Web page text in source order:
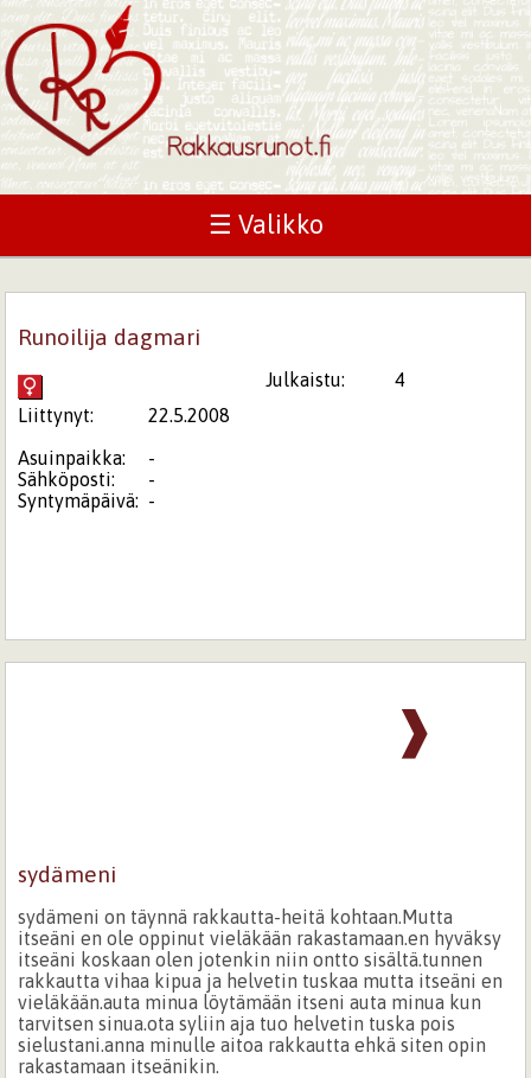
☰ Valikko
Runoilija dagmari
Julkaistu:
4
Liittynyt:
22.5.2008
Asuinpaikka:
-
Sähköposti:
-
Syntymäpäivä: -
❱
sydämeni
sydämeni on täynnä rakkautta-heitä kohtaan.Mutta
itseäni en ole oppinut vieläkään rakastamaan.en hyväksy
itseäni koskaan olen jotenkin niin ontto sisältä.tunnen
rakkautta vihaa kipua ja helvetin tuskaa mutta itseäni en
vieläkään.auta minua löytämään itseni auta minua kun
tarvitsen sinua.ota syliin aja tuo helvetin tuska pois
sielustani.anna minulle aitoa rakkautta ehkä siten opin
rakastamaan itseänikin.